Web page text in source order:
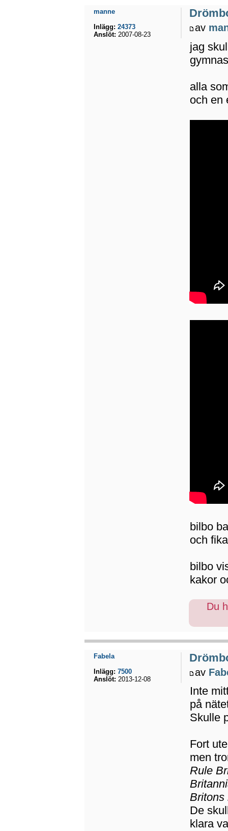
av
jag
alla
och en
bilbo
och
bilbo
kakor
Du
manne
Inlägg: 24373
Anslöt: 2007-08-23
av
Inte
på
Skulle
Fort
men
Rule
Britons
De
klara
Fabela
Inlägg: 7500
Anslöt: 2013-12-08